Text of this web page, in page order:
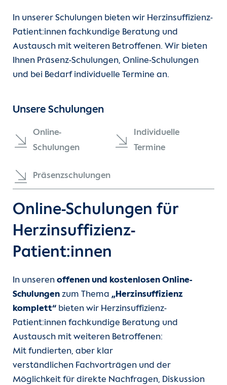
Für Zuweiser:innen
Kontakte nach Kliniken
Berlin Südwest-Brandenburg
Patient:innen(current)
Rhythmologie
Karriere
Herzatlas
Forschung
Kontakt
Internationale Patienten
Einblicke
Zur Seite der Charité
In unserer Schulungen bieten wir Herzinsuffizienz-
Patient:innen fachkundige Beratung und
Austausch mit weiteren Betroffenen. Wir bieten
Ihnen Präsenz-Schulungen, Online-Schulungen
und bei Bedarf individuelle Termine an.
Unsere Schulungen
Online-
Schulungen
Individuelle
Termine
Präsenzschulungen
Online-Schulungen für
Herzinsuffizienz-
Patient:innen
In unseren offenen und kostenlosen Online-
Schulungen zum Thema „Herzinsuffizienz
komplett“ bieten wir Herzinsuffizienz-
Patient:innen fachkundige Beratung und
Austausch mit weiteren Betroffenen:
Mit fundierten, aber klar
verständlichen Fachvorträgen und der
Möglichkeit für direkte Nachfragen, Diskussion